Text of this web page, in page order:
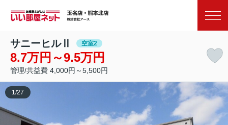
サニーヒルⅡ 空室2
8.7万円～9.5万円
管理/共益費 4,000円～5,500円
1 /27